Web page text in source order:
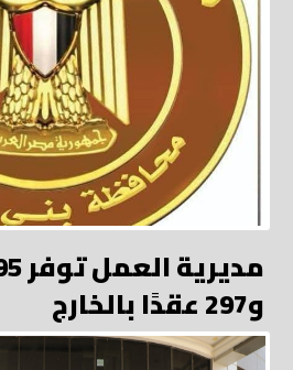
و297 عقدًا بالخارج